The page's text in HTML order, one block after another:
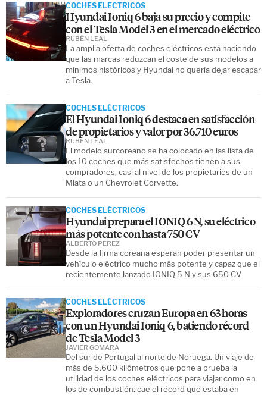
COCHES ELÉCTRICOS
Hyundai Ioniq 6 baja su precio y compite
con el Tesla Model 3 en el mercado eléctrico
La amplia oferta de coches eléctricos está haciendo
que las marcas reduzcan el coste de sus modelos a
mínimos históricos y Hyundai no quería dejar escapar
a Tesla.
RUBÉN LEAL
COCHES ELÉCTRICOS
El Hyundai Ioniq 6 destaca en satisfacción
de propietarios y valor por 36.710 euros
El modelo surcoreano se ha colocado en las lista de
los 10 coches que más satisfechos tienen a sus
compradores, casi al nivel de los propietarios de un
Miata o un Chevrolet Corvette.
RUBÉN LEAL
COCHES ELÉCTRICOS
Hyundai prepara el IONIQ 6 N, su eléctrico
más potente con hasta 750 CV
Desde la firma coreana esperan poder presentar un
vehículo eléctrico mucho más potente y capaz que el
recientemente lanzado IONIQ 5 N y sus 650 CV.
ALBERTO PÉREZ
COCHES ELÉCTRICOS
Exploradores cruzan Europa en 63 horas
con un Hyundai Ioniq 6, batiendo récord
de Tesla Model 3
Del sur de Portugal al norte de Noruega. Un viaje de
más de 5.600 kilómetros que pone a prueba la
utilidad de los coches eléctricos para viajar como en
los de combustión: cae el récord que estaba en
JAVIER GÓMARA